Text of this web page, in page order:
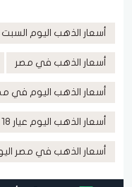
أسعار الذهب اليوم السبت 4 أكتوبر 2025
أسعار الذهب في مصر
أسعار الذهب اليوم في
أسعار الذهب اليوم عيار 18
أسعار الذهب في مصر اليوم السبت